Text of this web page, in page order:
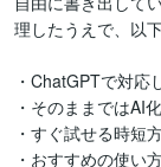
理したうえで、以
・ChatGPTで対応
・そのままではAI
・すぐ試せる時短
・おすすめの使い